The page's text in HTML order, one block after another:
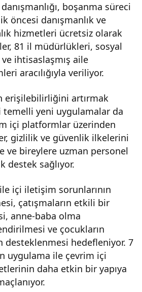
boşanma süreci
öncesi danışmanlık ve
hizmetleri ücretsiz olarak
81 il müdürlükleri, sosyal
ihtisaslaşmış aile
aracılığıyla veriliyor.
erişilebilirliğini artırmak
temelli yeni uygulamalar da
içi platformlar üzerinden
gizlilik ve güvenlik ilkelerini
ve bireylere uzman personel
destek sağlıyor.
içi iletişim sorunlarının
çatışmaların etkili bir
anne-baba olma
ve çocukların
desteklenmesi hedefleniyor. 7
uygulama ile çevrim içi
daha etkin bir yapıya